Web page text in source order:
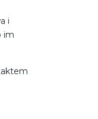
i
im